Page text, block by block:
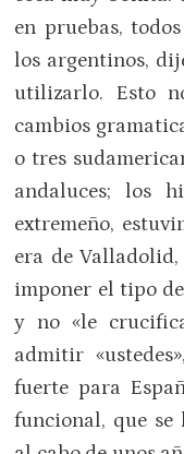
en pruebas,
los argentinos,
utilizarlo. Esto
cambios
o tres
andaluces; los
extremeño,
era de Valladolid,
imponer el tipo
y no «le
admitir
fuerte para
funcional, que se